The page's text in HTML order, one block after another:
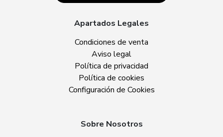
Apartados Legales
Condiciones de venta
Aviso legal
Política de privacidad
Política de cookies
Configuración de Cookies
Sobre Nosotros